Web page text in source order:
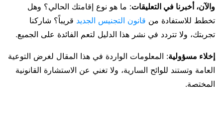
والآن، أخبرنا في التعليقات: ما هو نوع إقامتك الحالي؟ وهل
تخطط للاستفادة من قانون التجنيس الجديد قريباً؟ شاركنا
تجربتك، ولا تتردد في نشر هذا الدليل لتعم الفائدة على الجميع.
إخلاء مسؤولية: المعلومات الواردة في هذا المقال لغرض التوعية
العامة وتستند للوائح السارية، ولا تغني عن الاستشارة القانونية
المختصة.